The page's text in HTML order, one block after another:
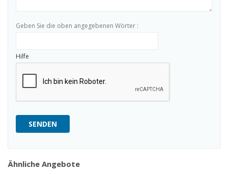
Geben Sie die oben angegebenen Wörter :
Hilfe
SENDEN
Ähnliche Angebote